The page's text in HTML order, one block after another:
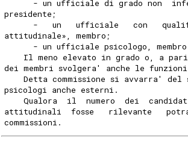
- un ufficiale di grado non
presidente;
-   un   ufficiale   con
attitudinale», membro;
- un ufficiale psicologo,
Il meno elevato in grado o, a
dei membri svolgera' anche le
Detta commissione si avvarra' del
psicologi anche esterni.
Qualora  il  numero  dei
attitudinali  fosse   rilevante
commissioni.